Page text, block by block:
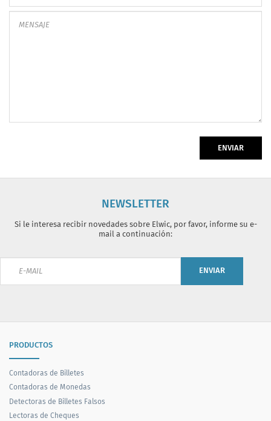
ENVIAR
NEWSLETTER
Si le interesa recibir novedades sobre Elwic, por favor, informe su e-
mail a continuación:
ENVIAR
PRODUCTOS
Contadoras de Billetes
Contadoras de Monedas
Detectoras de Billetes Falsos
Lectoras de Cheques